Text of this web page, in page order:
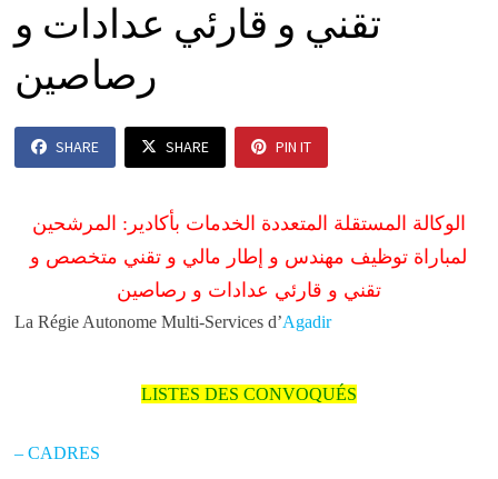
تقني و قارئي عدادات و
رصاصين
SHARE SHARE PIN IT
الوكالة المستقلة المتعددة الخدمات بأكادير: المرشحين
لمباراة توظيف مهندس و إطار مالي و تقني متخصص و
تقني و قارئي عدادات و رصاصين
La Régie Autonome Multi-Services d’Agadir
LISTES DES CONVOQUÉS
– CADRES